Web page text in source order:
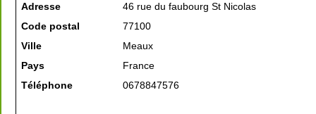
Adresse
46 rue du faubourg St Nicolas
Code postal
77100
Ville
Meaux
Pays
France
Téléphone
0678847576